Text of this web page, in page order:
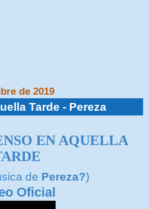
de 2019
Tarde - Pereza
EN AQUELLA
de Pereza?)
Oficial